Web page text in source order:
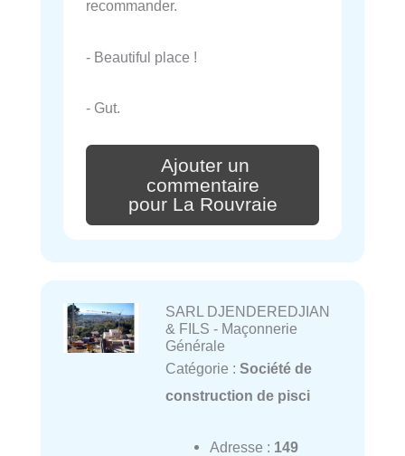
recommander.
- Beautiful place !
- Gut.
Ajouter un
commentaire
pour La Rouvraie
SARL DJENDEREDJIAN
& FILS - Maçonnerie
Générale
Catégorie : Société de
construction de pisci
Adresse : 149